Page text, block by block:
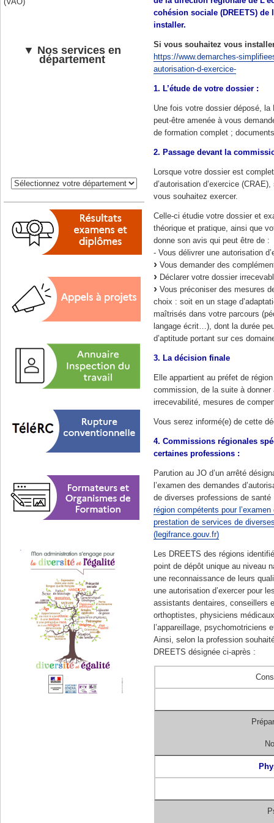
▼ Nos services en
département
cohésion sociale (DREETS)
installer.
Si vous souhaitez vous
https://www.demarches-
autorisation-d-exercice-
1. L’étude de votre dossier :
Une fois votre dossier déposé,
peut-être amenée à vous
de formation complet ;
2. Passage devant la
Lorsque votre dossier est
d’autorisation d’exercice
vous souhaitez exercer.
Celle-ci étudie votre dossier et
théorique et pratique, ainsi que
donne son avis qui peut être de :
- Vous délivrer une autorisation
Vous demander des
Déclarer votre dossier
Vous préconiser des mesures
choix : soit en un stage
maîtrisés dans votre parcours
langage écrit…), dont la durée
d’aptitude portant sur ces
3. La décision finale
Elle appartient au préfet de
commission, de la suite à donner
irrecevabilité, mesures de
Vous serez informé(e) de cette
4. Commissions régionales
certaines professions :
Parution au JO d’un arrêté
l’examen des demandes
de diverses professions de
région compétents pour
prestation de services de
(legifrance.gouv.fr)
Les DREETS des régions
point de dépôt unique au niveau
une reconnaissance de leurs
une autorisation d’exercer pour
assistants dentaires, conseillers
orthoptistes, physiciens
l’appareillage, psychomotriciens
Ainsi, selon la profession
DREETS désignée ci-après :